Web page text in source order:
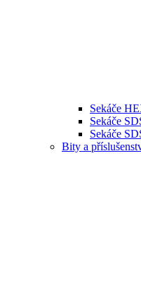
Sekáče
Sekáče
Sekáče
Bity a